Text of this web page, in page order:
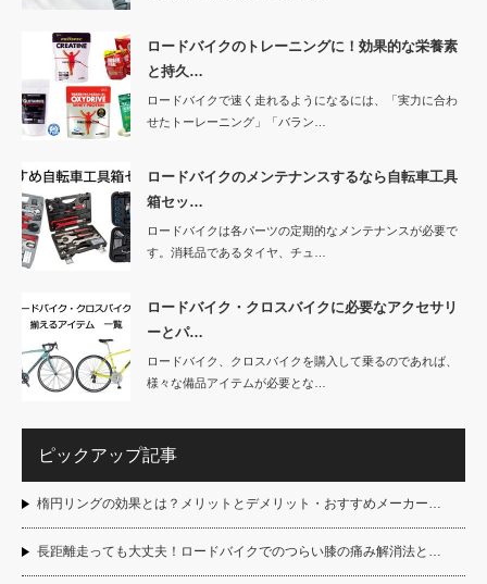
ロードバイクのトレーニングに！効果的な栄養素
と持久…
ロードバイクで速く走れるようになるには、「実力に合わ
せたトーレーニング」「バラン…
ロードバイクのメンテナンスするなら自転車工具
箱セッ…
ロードバイクは各パーツの定期的なメンテナンスが必要で
す。消耗品であるタイヤ、チュ…
ロードバイク・クロスバイクに必要なアクセサリ
ーとパ…
ロードバイク、クロスバイクを購入して乗るのであれば、
様々な備品アイテムが必要とな…
ピックアップ記事
楕円リングの効果とは？メリットとデメリット・おすすめメーカー…
長距離走っても大丈夫！ロードバイクでのつらい膝の痛み解消法と…